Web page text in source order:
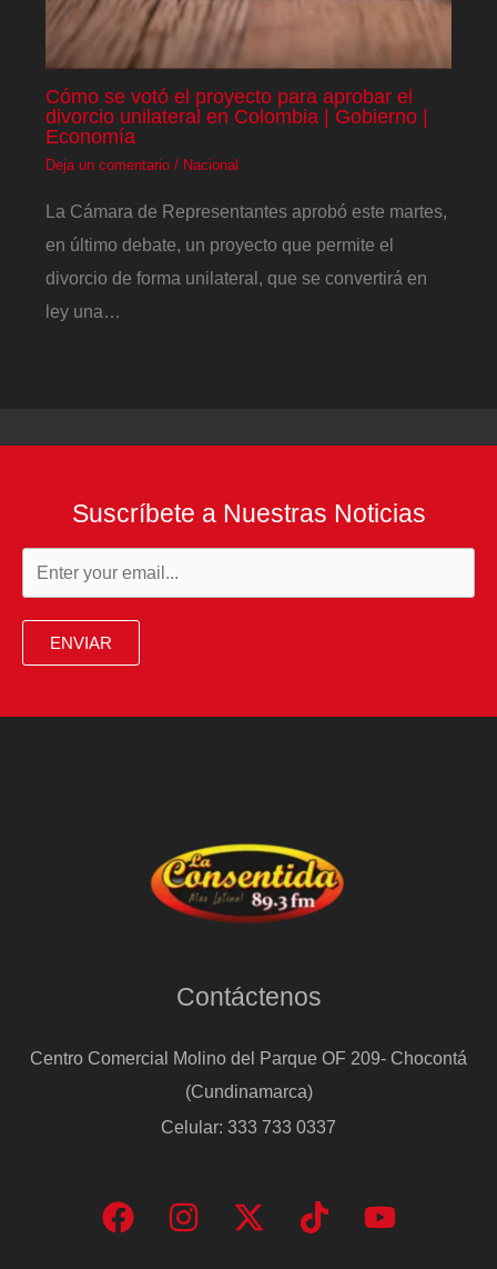
Cómo se votó el proyecto para aprobar el
divorcio unilateral en Colombia | Gobierno |
Economía
Deja un comentario / Nacional
La Cámara de Representantes aprobó este martes,
en último debate, un proyecto que permite el
divorcio de forma unilateral, que se convertirá en
ley una…
Suscríbete a Nuestras Noticias
ENVIAR
Contáctenos
Centro Comercial Molino del Parque OF 209- Chocontá
(Cundinamarca)
Celular: 333 733 0337